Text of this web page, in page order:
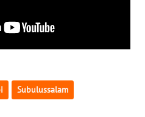
Subulussalam